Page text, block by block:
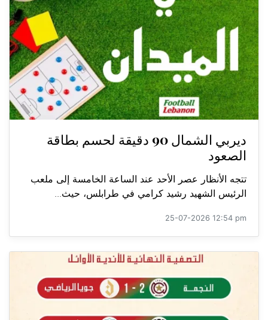
ديربي الشمال 90 دقيقة لحسم بطاقة
الصعود
تتجه الأنظار عصر الأحد عند الساعة الخامسة إلى ملعب
الرئيس الشهيد رشيد كرامي في طرابلس، حيث...
25-07-2026 12:54 pm